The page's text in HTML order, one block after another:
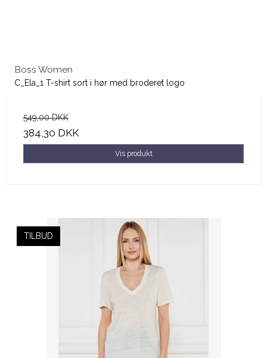
Boss Women
C_Ela_1 T-shirt sort i hør med broderet logo
549,00 DKK
384,30 DKK
Vis produkt
TILBUD